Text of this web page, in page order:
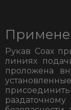
Рукав Соах
линиях
проложена